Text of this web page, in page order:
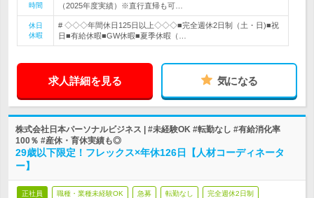
時間
（2025年度実績）※直行直帰も可…
休日
休暇
# ◇◇◇年間休日125日以上◇◇◇■完全週休2日制（土・日)■祝
日■有給休暇■GW休暇■夏季休暇（…
求人詳細を見る 気になる
株式会社日本パーソナルビジネス | #未経験OK #転勤なし #有給消化率
100％ #産休・育休実績も◎
29歳以下限定！フレックス×年休126日【人材コーディネータ
ー】
正社員 職種・業種未経験OK 急募 転勤なし 完全週休2日制